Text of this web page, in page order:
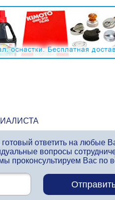
ответить на любые
вопросы
проконсультируем Вас по